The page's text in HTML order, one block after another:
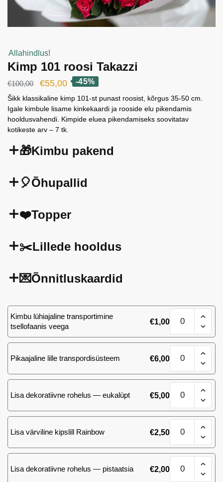
Allahindlus!
Kimp 101 roosi Takazzi
€100,00
Algne
hind
oli:
€100,00.
€55,00Current
price
is:
€55,00.
-45%
Šikk klassikaline kimp 101-st punast roosist, kõrgus 35-50 cm.
Igale kimbule lisame kinkekaardi ja rooside elu pikendamis
hooldusvahendi. Kimpide eluea pikendamiseks soovitatav
kotikeste arv – 7 tk.
🎁Kimbu pakend
🎈Õhupallid
❤️Topper
✂️Lillede hooldus
💌Õnnitluskaardid
Kimbu lühiajaline transportimine
tsellofaanis veega
€1,00 101
roosi
Takazzi
kogus
Pikaajaline lille transpordisüsteem €6,00 101
roosi
Takazzi
kogus
Lisa dekoratiivne rohelus — eukalüpt €5,00 101
roosi
Takazzi
kogus
Lisa värviline kipslill Rainbow €2,50 101
roosi
Takazzi
kogus
Lisa dekoratiivne rohelus — pistaatsia €2,00 101